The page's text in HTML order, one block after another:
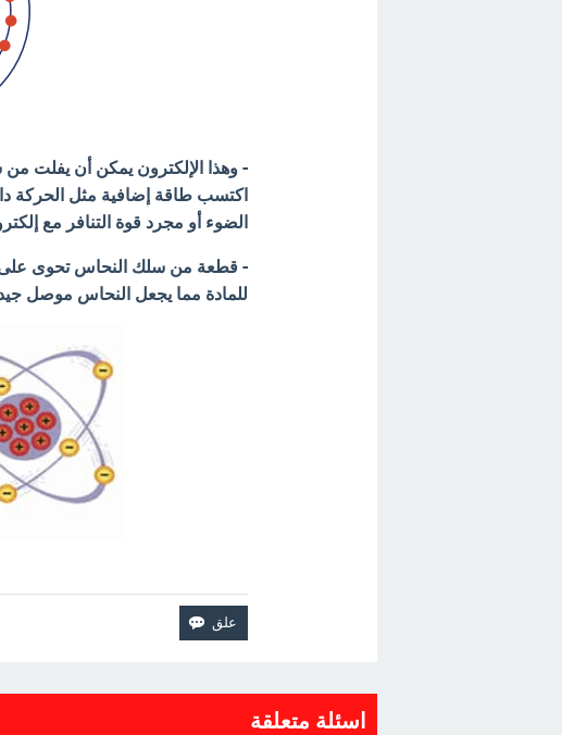
- وهذا الإلكترون يمكن أن يفلت من
اكتسب طاقة إضافية مثل الحركة
الضوء أو مجرد قوة التنافر مع
- قطعة من سلك النحاس تحوى على
للمادة مما يجعل النحاس موصل جيد
اسئلة متعلقة